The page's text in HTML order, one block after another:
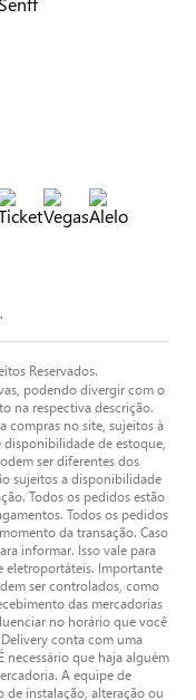
Reservados.
podendo divergir com o
na respectiva descrição.
compras no site, sujeitos à
de estoque,
ser diferentes dos
sujeitos a disponibilidade
Todos os pedidos estão
Todos os pedidos
da transação. Caso
informar. Isso vale para
eletroportáteis. Importante
ser controlados, como
das mercadorias
no horário que você
conta com uma
necessário que haja alguém
A equipe de
de instalação, alteração ou